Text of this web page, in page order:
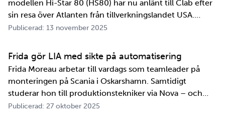
modellen Hi-Star 80 (HS80) har nu anlänt till Clab efter
sin resa över Atlanten från tillverkningslandet USA.
Innan transportbehållaren kan bli en del av SKB:s
tester och utbildningar. Redan 2008 i…
Publicerad: 13 november 2025
Frida gör LIA med sikte på automatisering
Frida Moreau arbetar till vardags som teamleader på
monteringen på Scania i Oskarshamn. Samtidigt
studerar hon till produktionstekniker via Nova – och
under tio veckor i höst gör hon både sin praktik, även
Publicerad: 27 oktober 2025